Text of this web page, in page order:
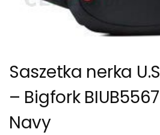
Saszetka nerka
– Bigfork
Navy